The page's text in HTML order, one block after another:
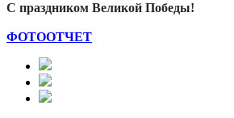
С праздником Великой Победы!
ФОТООТЧЕТ